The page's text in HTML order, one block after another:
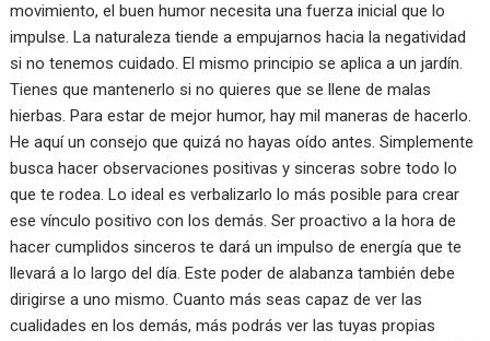
movimiento, el buen humor necesita una fuerza inicial que lo
impulse. La naturaleza tiende a empujarnos hacia la negatividad
si no tenemos cuidado. El mismo principio se aplica a un jardín.
Tienes que mantenerlo si no quieres que se llene de malas
hierbas. Para estar de mejor humor, hay mil maneras de hacerlo.
He aquí un consejo que quizá no hayas oído antes. Simplemente
busca hacer observaciones positivas y sinceras sobre todo lo
que te rodea. Lo ideal es verbalizarlo lo más posible para crear
ese vínculo positivo con los demás. Ser proactivo a la hora de
hacer cumplidos sinceros te dará un impulso de energía que te
llevará a lo largo del día. Este poder de alabanza también debe
dirigirse a uno mismo. Cuanto más seas capaz de ver las
cualidades en los demás, más podrás ver las tuyas propias